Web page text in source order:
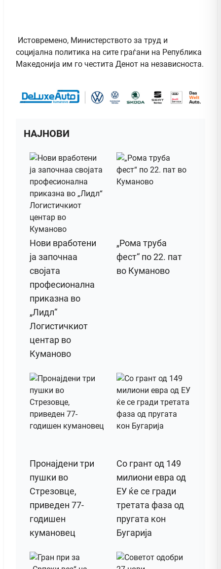
Истовремено, Министерството за труд и
социјална политика на сите граѓани на Република
Македонија им го честита Денот на независноста.
НАЈНОВИ
Нови вработени
ја започнаа
својата
професионална
приказна во
„Лидл“
Логистичкиот
центар во
Куманово
„Рома труба
фест“ по 22. пат
во Куманово
Пронајдени три
пушки во
Стрезовце,
приведен 77-
годишен
кумановец
Со грант од 149
милиони евра од
ЕУ ќе се гради
третата фаза од
пругата кон
Бугарија